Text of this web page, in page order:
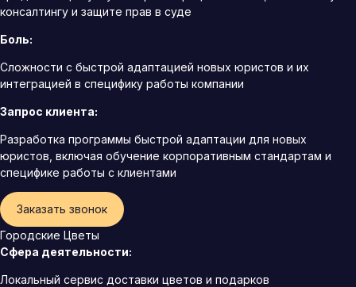
консалтингу и защите прав в суде
Боль:
Сложности с быстрой адаптацией новых юристов и их
интеграцией в специфику работы компании
Запрос клиента:
Разработка программы быстрой адаптации для новых
юристов, включая обучение корпоративным стандартам и
специфике работы с клиентами
Заказать звонок
Городские Цветы
Сфера деятельности:
Локальный сервис доставки цветов и подарков